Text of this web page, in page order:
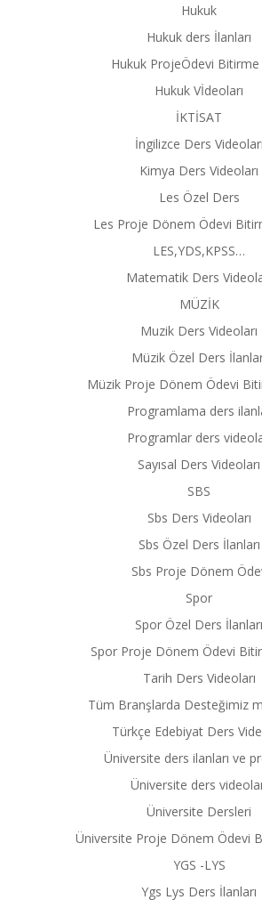
Hukuk
Hukuk ders İlanları
Hukuk ProjeÖdevi Bitirme
Hukuk Vİdeoları
İKTİSAT
İngilizce Ders Videoları
Kimya Ders Videoları
Les Özel Ders
Les Proje Dönem Ödevi
LES,YDS,KPSS…
Matematik Ders
MÜZİK
Muzik Ders Videoları
Müzik Özel Ders
Müzik Proje Dönem Ödevi
Programlama ders
Programlar ders
Sayısal Ders Videoları
SBS
Sbs Ders Videoları
Sbs Özel Ders İlanları
Sbs Proje Dönem
Spor
Spor Özel Ders İlanları
Spor Proje Dönem Ödevi
Tarih Ders Videoları
Tüm Branşlarda Desteğimiz
Türkçe Edebiyat Ders
Üniversite ders ilanları ve
Üniversite ders
Üniversite Dersleri
Üniversite Proje Dönem Ödevi
YGS -LYS
Ygs Lys Ders İlanları